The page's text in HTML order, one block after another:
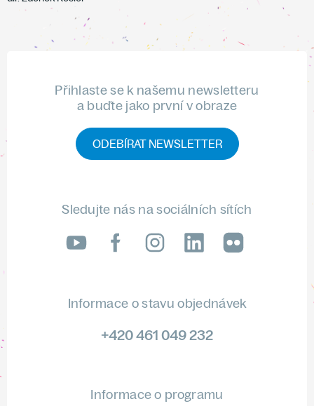
Přihlaste se k našemu newsletteru
a buďte jako první v obraze
ODEBÍRAT NEWSLETTER
Sledujte nás na sociálních sítích
LinkedIn
flickr
Informace o stavu objednávek
+420 461 049 232
Informace o programu